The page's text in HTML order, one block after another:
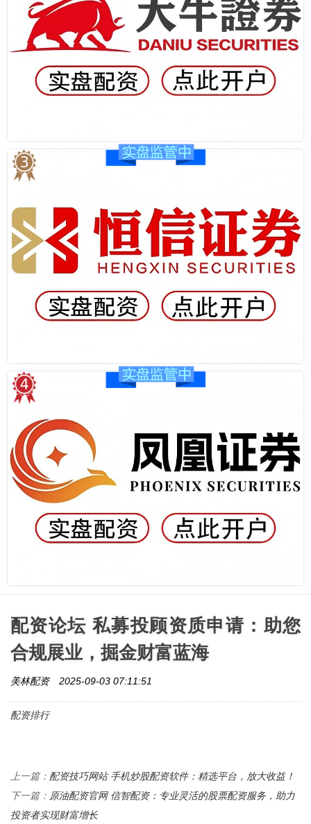
配资论坛 私募投顾资质申请：助您
合规展业，掘金财富蓝海
美林配资 2025-09-03 07:11:51
配资排行
上一篇： 配资技巧网站 手机炒股配资软件：精选平台，放大收益！
下一篇： 原油配资官网 信智配资：专业灵活的股票配资服务，助力
投资者实现财富增长